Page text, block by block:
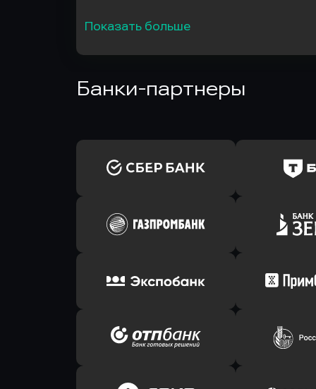
Показать больше
Банки-партнеры
Оправить заявку
в Сбербанк
в Т-Банк
в Газпромбанк
в
Оправить заявку
в Экспобанк
в
Оправить заявку